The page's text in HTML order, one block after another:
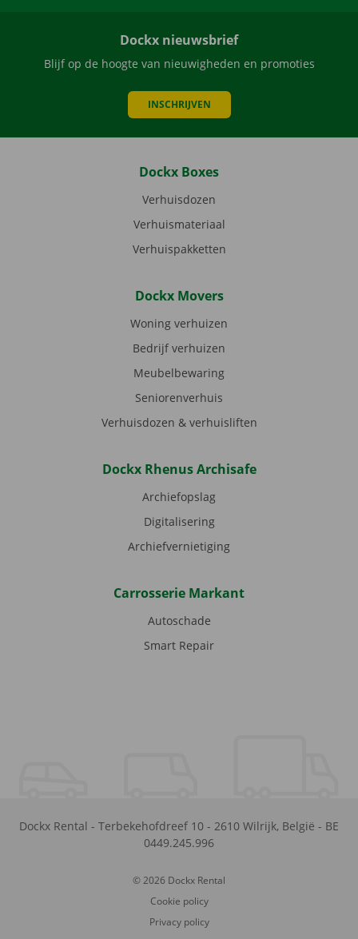
Dockx nieuwsbrief
Blijf op de hoogte van nieuwigheden en promoties
INSCHRIJVEN
Dockx Boxes
Verhuisdozen
Verhuismateriaal
Verhuispakketten
Dockx Movers
Woning verhuizen
Bedrijf verhuizen
Meubelbewaring
Seniorenverhuis
Verhuisdozen & verhuisliften
Dockx Rhenus Archisafe
Archiefopslag
Digitalisering
Archiefvernietiging
Carrosserie Markant
Autoschade
Smart Repair
Dockx Rental - Terbekehofdreef 10 - 2610 Wilrijk, België - BE
0449.245.996
© 2026 Dockx Rental
Cookie policy
Privacy policy